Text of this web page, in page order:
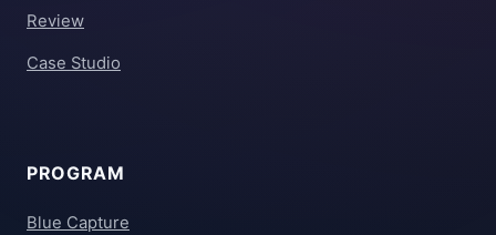
Review
Case Studio
PROGRAM
Blue Capture